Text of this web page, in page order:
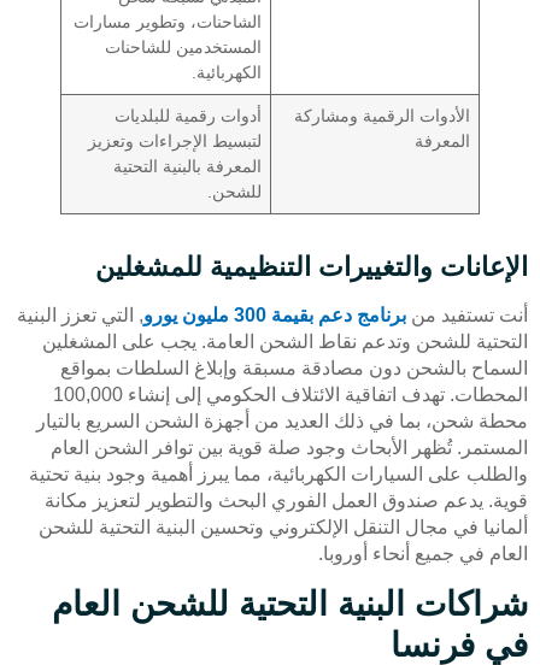
الشاحنات، وتطوير مسارات
المستخدمين للشاحنات
الكهربائية.
الأدوات الرقمية ومشاركة
المعرفة
أدوات رقمية للبلديات
لتبسيط الإجراءات وتعزيز
المعرفة بالبنية التحتية
للشحن.
الإعانات والتغييرات التنظيمية للمشغلين
أنت تستفيد من برنامج دعم بقيمة 300 مليون يورو
, التي تعزز البنية
التحتية للشحن وتدعم نقاط الشحن العامة. يجب على المشغلين
السماح بالشحن دون مصادقة مسبقة وإبلاغ السلطات بمواقع
المحطات. تهدف اتفاقية الائتلاف الحكومي إلى إنشاء 100,000
محطة شحن، بما في ذلك العديد من أجهزة الشحن السريع بالتيار
المستمر. تُظهر الأبحاث وجود صلة قوية بين توافر الشحن العام
والطلب على السيارات الكهربائية، مما يبرز أهمية وجود بنية تحتية
قوية. يدعم صندوق العمل الفوري البحث والتطوير لتعزيز مكانة
ألمانيا في مجال التنقل الإلكتروني وتحسين البنية التحتية للشحن
العام في جميع أنحاء أوروبا.
شراكات البنية التحتية للشحن العام
في فرنسا